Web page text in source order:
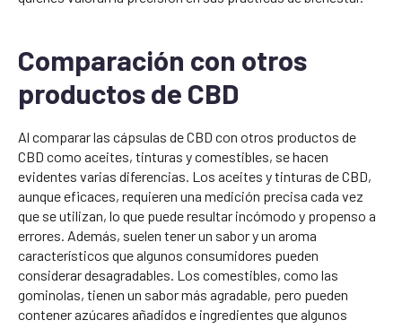
Comparación con otros
productos de CBD
Al comparar las cápsulas de CBD con otros productos de
CBD como aceites, tinturas y comestibles, se hacen
evidentes varias diferencias. Los aceites y tinturas de CBD,
aunque eficaces, requieren una medición precisa cada vez
que se utilizan, lo que puede resultar incómodo y propenso a
errores. Además, suelen tener un sabor y un aroma
característicos que algunos consumidores pueden
considerar desagradables. Los comestibles, como las
gominolas, tienen un sabor más agradable, pero pueden
contener azúcares añadidos e ingredientes que algunos